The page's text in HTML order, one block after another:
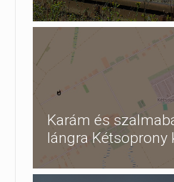
Karám és
lángra Kétsoprony